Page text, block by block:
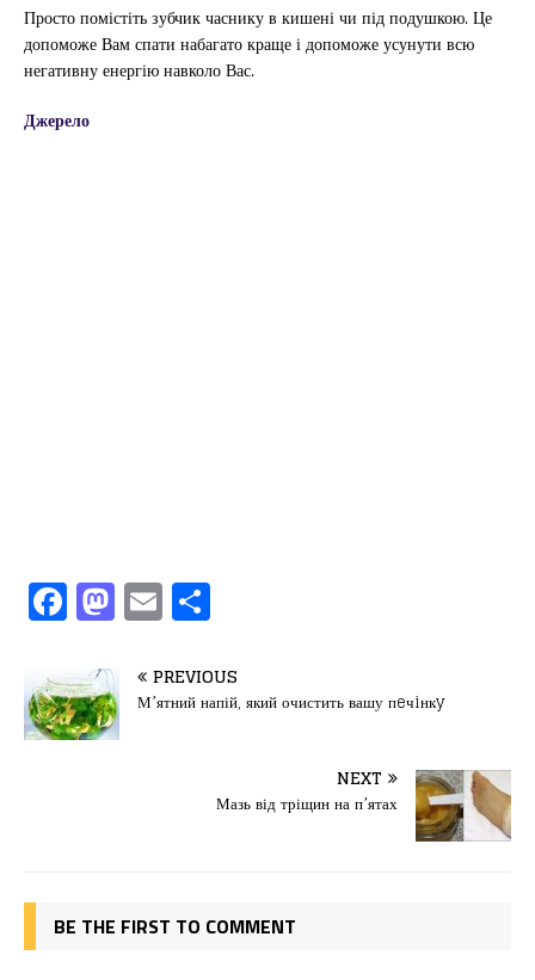
Просто помістіть зубчик часнику в кишені чи під подушкою. Це
допоможе Вам спати набагато краще і допоможе усунути всю
негативну енергію навколо Вас.
Джерело
F
a
c
e
b
M
a
st
o
d
E
m
ai
l
іл
и
ис
я
PREVIOUS
М’ятний напій, який очистить вашу пeчiнкy
NEXT
Мазь від тріщин на п’ятах
BE THE FIRST TO COMMENT